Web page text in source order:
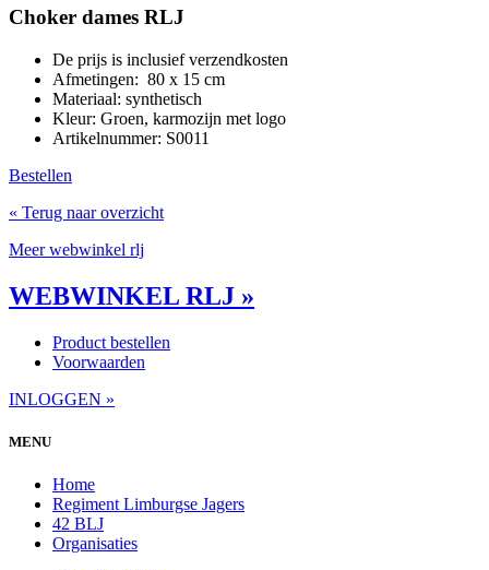
Choker dames RLJ
De prijs is inclusief verzendkosten
Afmetingen: 80 x 15 cm
Materiaal: synthetisch
Kleur: Groen, karmozijn met logo
Artikelnummer: S0011
Bestellen
« Terug naar overzicht
Meer webwinkel rlj
WEBWINKEL RLJ »
Product bestellen
Voorwaarden
INLOGGEN »
MENU
Home
Regiment Limburgse Jagers
42 BLJ
Organisaties